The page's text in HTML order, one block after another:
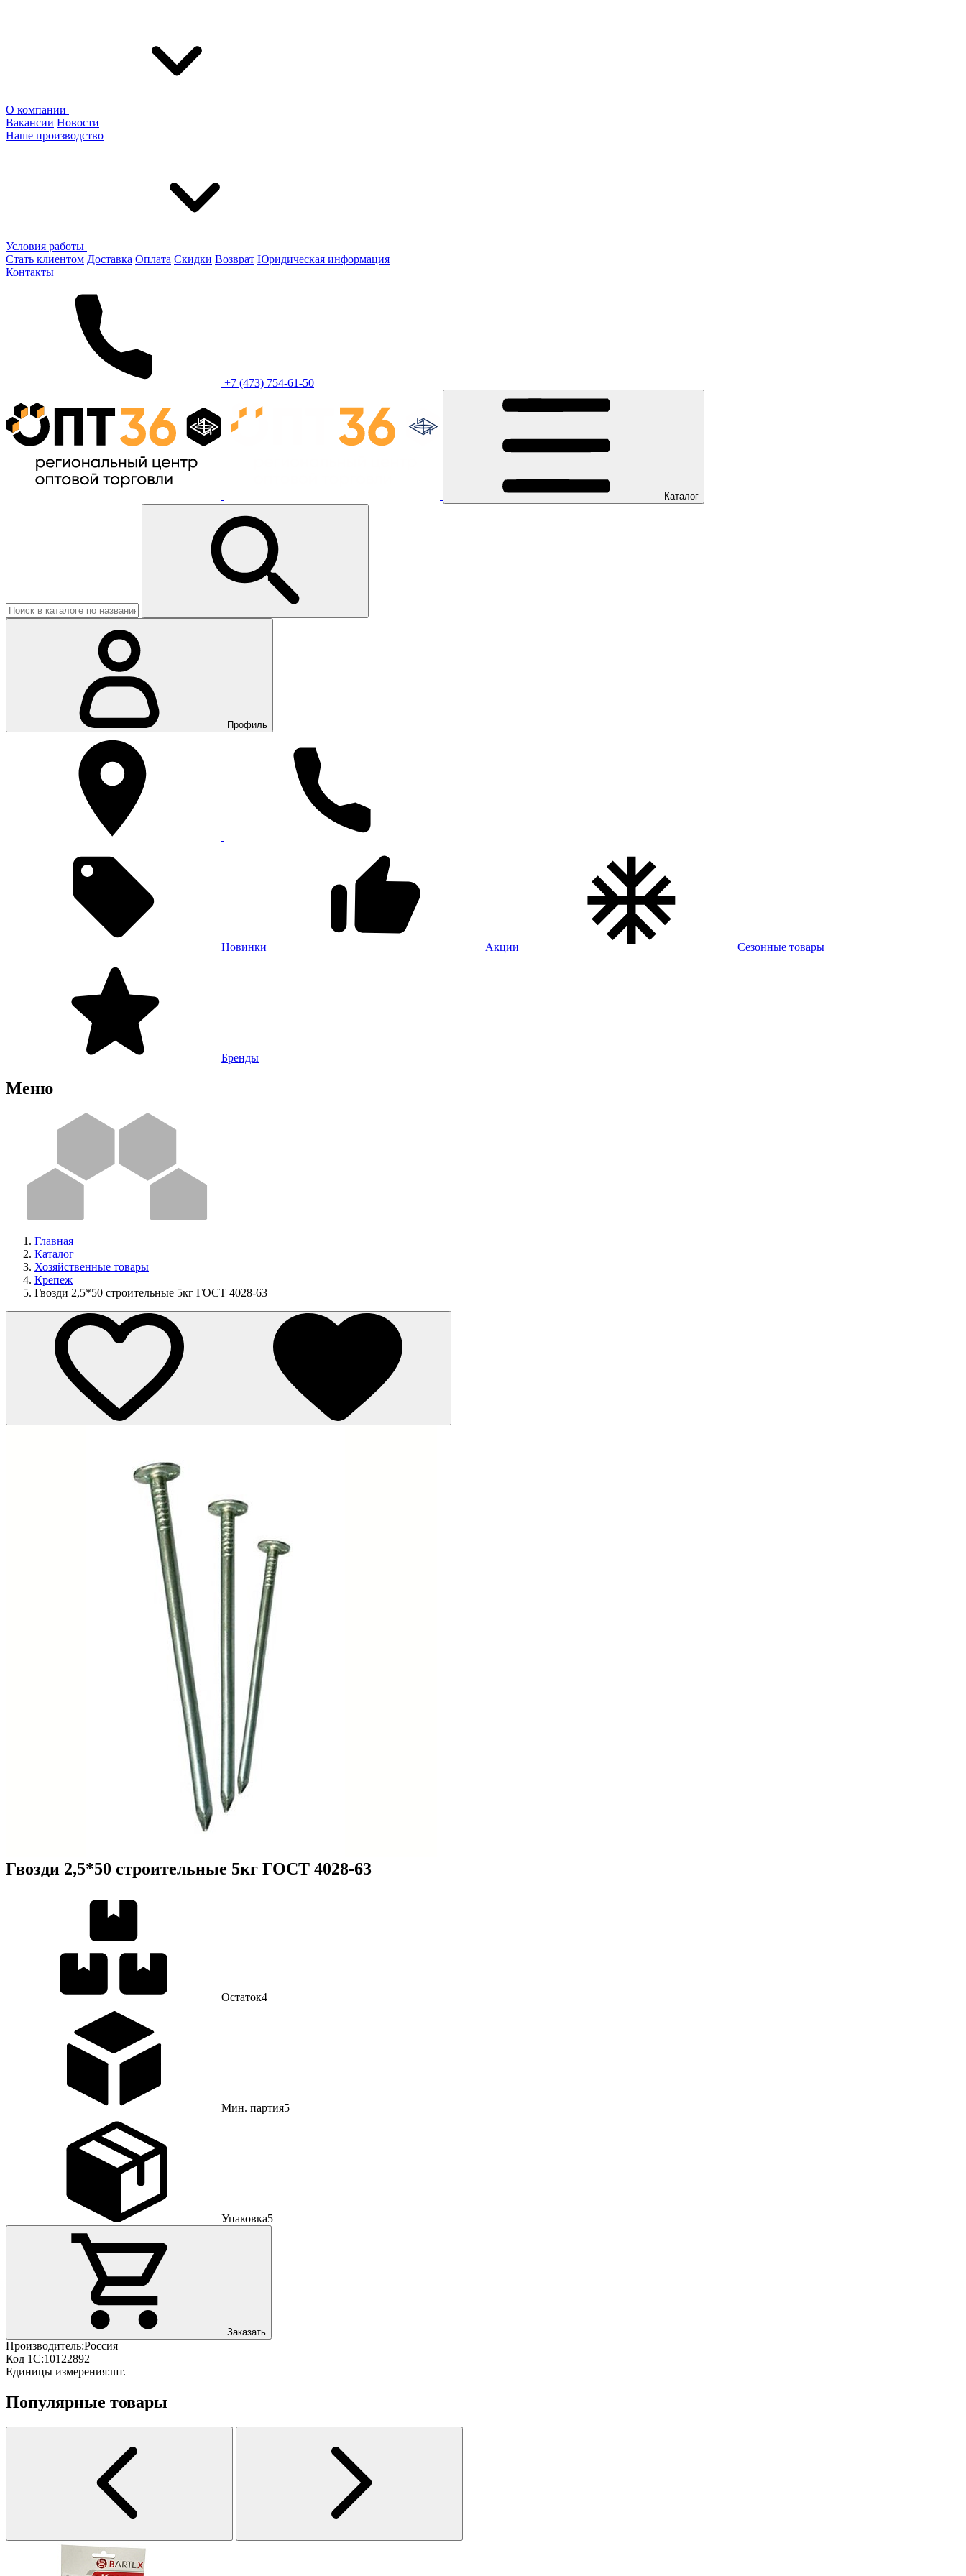
О компании
Вакансии Новости
Наше производство
Условия работы
Стать клиентом Доставка Оплата Скидки Возврат Юридическая информация
Контакты
+7 (473) 754-61-50
Каталог
Профиль
Новинки Акции Сезонные товары
Бренды
Меню
Главная
Каталог
Хозяйственные товары
Крепеж
Гвозди 2,5*50 строительные 5кг ГОСТ 4028-63
Гвозди 2,5*50 строительные 5кг ГОСТ 4028-63
Остаток4
Мин. партия5
Упаковка5
Заказать
Производитель:Россия
Код 1С:10122892
Единицы измерения:шт.
Популярные товары